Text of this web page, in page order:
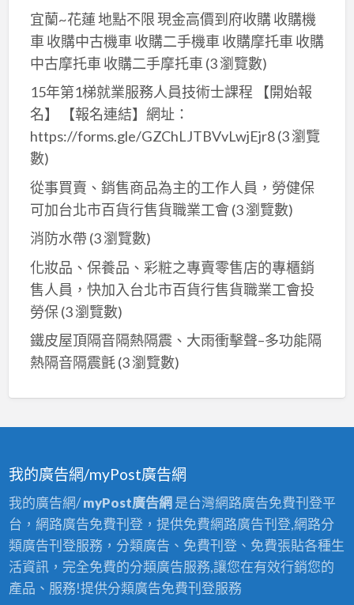
宜蘭~花蓮 地點不限 現金高價到府收購 收購機
車 收購中古機車 收購二手機車 收購摩托車 收購
中古摩托車 收購二手摩托車(3 瀏覽數)
15年第1梯就業服務人員技術士課程 【開始報
名】 【報名連結】網址：
https://forms.gle/GZChLJTBVvLwjEjr8(3 瀏覽
數)
從事買賣、銷售商品為主的工作人員，勞健保
可加台北市百貨行售貨職業工會 (3 瀏覽數)
消防水帶 (3 瀏覽數)
化妝品、保養品、彩粧之專賣零售店的專櫃銷
售人員，快加入台北市百貨行售貨職業工會投
勞保(3 瀏覽數)
鐵皮屋頂隔音隔熱隔震、大雨衝擊聲–多功能隔
熱隔音隔震氈(3 瀏覽數)
我的廣告網/myPost廣告網
我的廣告網/myPost廣告網 是台灣網路廣告免費刊登平
台，網路廣告免費刊登，提供免費網路廣告刊登,網路分
類廣告刊登服務，分類廣告、免費刊登、免費張貼各種生
活資訊，完全免費的分類廣告服務,讓您在有效行銷您的
產品、服務!提供分類廣告免費刊登服務